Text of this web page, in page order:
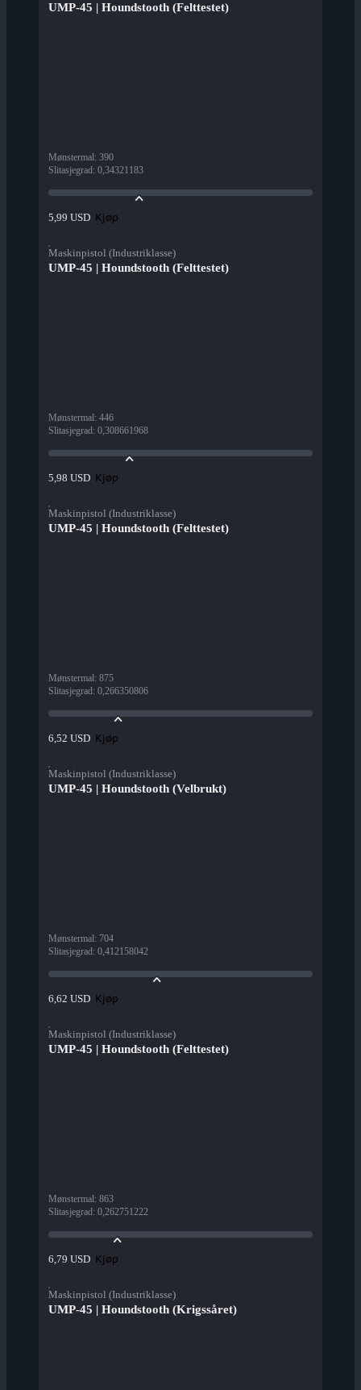
UMP-45 | Houndstooth (Felttestet)
Mønstermal: 390
Slitasjegrad: 0,34321183
5,99 USD Kjøp
Maskinpistol (Industriklasse)
UMP-45 | Houndstooth (Felttestet)
Mønstermal: 446
Slitasjegrad: 0,308661968
5,98 USD Kjøp
Maskinpistol (Industriklasse)
UMP-45 | Houndstooth (Felttestet)
Mønstermal: 875
Slitasjegrad: 0,266350806
6,52 USD Kjøp
Maskinpistol (Industriklasse)
UMP-45 | Houndstooth (Velbrukt)
Mønstermal: 704
Slitasjegrad: 0,412158042
6,62 USD Kjøp
Maskinpistol (Industriklasse)
UMP-45 | Houndstooth (Felttestet)
Mønstermal: 863
Slitasjegrad: 0,262751222
6,79 USD Kjøp
Maskinpistol (Industriklasse)
UMP-45 | Houndstooth (Krigssåret)